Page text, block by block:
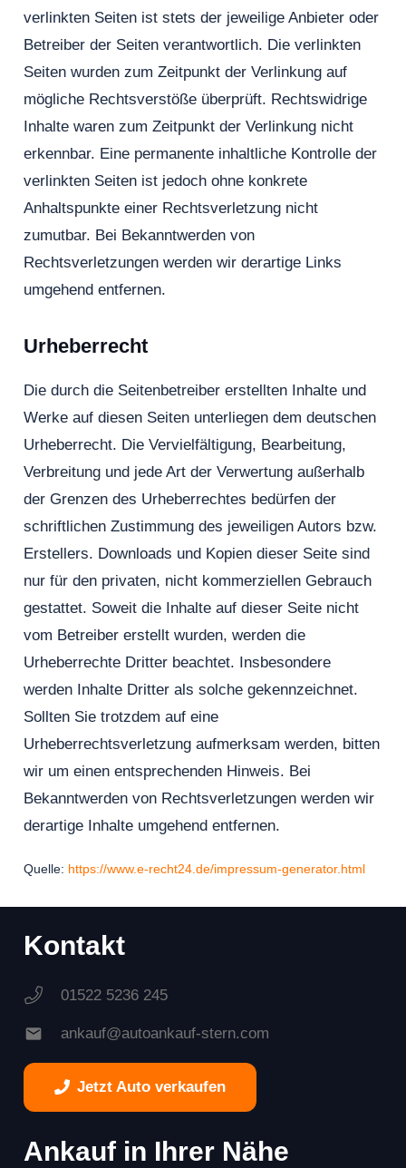
verlinkten Seiten ist stets der jeweilige Anbieter oder
Betreiber der Seiten verantwortlich. Die verlinkten
Seiten wurden zum Zeitpunkt der Verlinkung auf
mögliche Rechtsverstöße überprüft. Rechtswidrige
Inhalte waren zum Zeitpunkt der Verlinkung nicht
erkennbar. Eine permanente inhaltliche Kontrolle der
verlinkten Seiten ist jedoch ohne konkrete
Anhaltspunkte einer Rechtsverletzung nicht
zumutbar. Bei Bekanntwerden von
Rechtsverletzungen werden wir derartige Links
umgehend entfernen.
Urheberrecht
Die durch die Seitenbetreiber erstellten Inhalte und
Werke auf diesen Seiten unterliegen dem deutschen
Urheberrecht. Die Vervielfältigung, Bearbeitung,
Verbreitung und jede Art der Verwertung außerhalb
der Grenzen des Urheberrechtes bedürfen der
schriftlichen Zustimmung des jeweiligen Autors bzw.
Erstellers. Downloads und Kopien dieser Seite sind
nur für den privaten, nicht kommerziellen Gebrauch
gestattet. Soweit die Inhalte auf dieser Seite nicht
vom Betreiber erstellt wurden, werden die
Urheberrechte Dritter beachtet. Insbesondere
werden Inhalte Dritter als solche gekennzeichnet.
Sollten Sie trotzdem auf eine
Urheberrechtsverletzung aufmerksam werden, bitten
wir um einen entsprechenden Hinweis. Bei
Bekanntwerden von Rechtsverletzungen werden wir
derartige Inhalte umgehend entfernen.
Quelle: https://www.e-recht24.de/impressum-generator.html
Kontakt
01522 5236 245
mail ankauf@autoankauf-stern.com
Jetzt Auto verkaufen
Ankauf in Ihrer Nähe